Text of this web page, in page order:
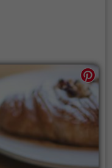
köstlichen
Kuchen
oder ein
Gesellschaft zu
Kaffeeangebot
an erfrischenden
Café Espressobar
dem man sich
und das Leben in